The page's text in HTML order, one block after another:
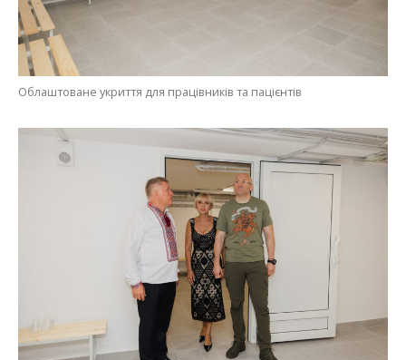
Облаштоване укриття для працівників та пацієнтів
Інспекція сховища